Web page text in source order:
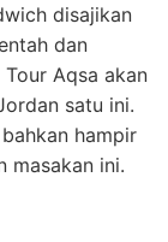
disajikan
dan
Aqsa akan
satu ini.
hampir
masakan ini.